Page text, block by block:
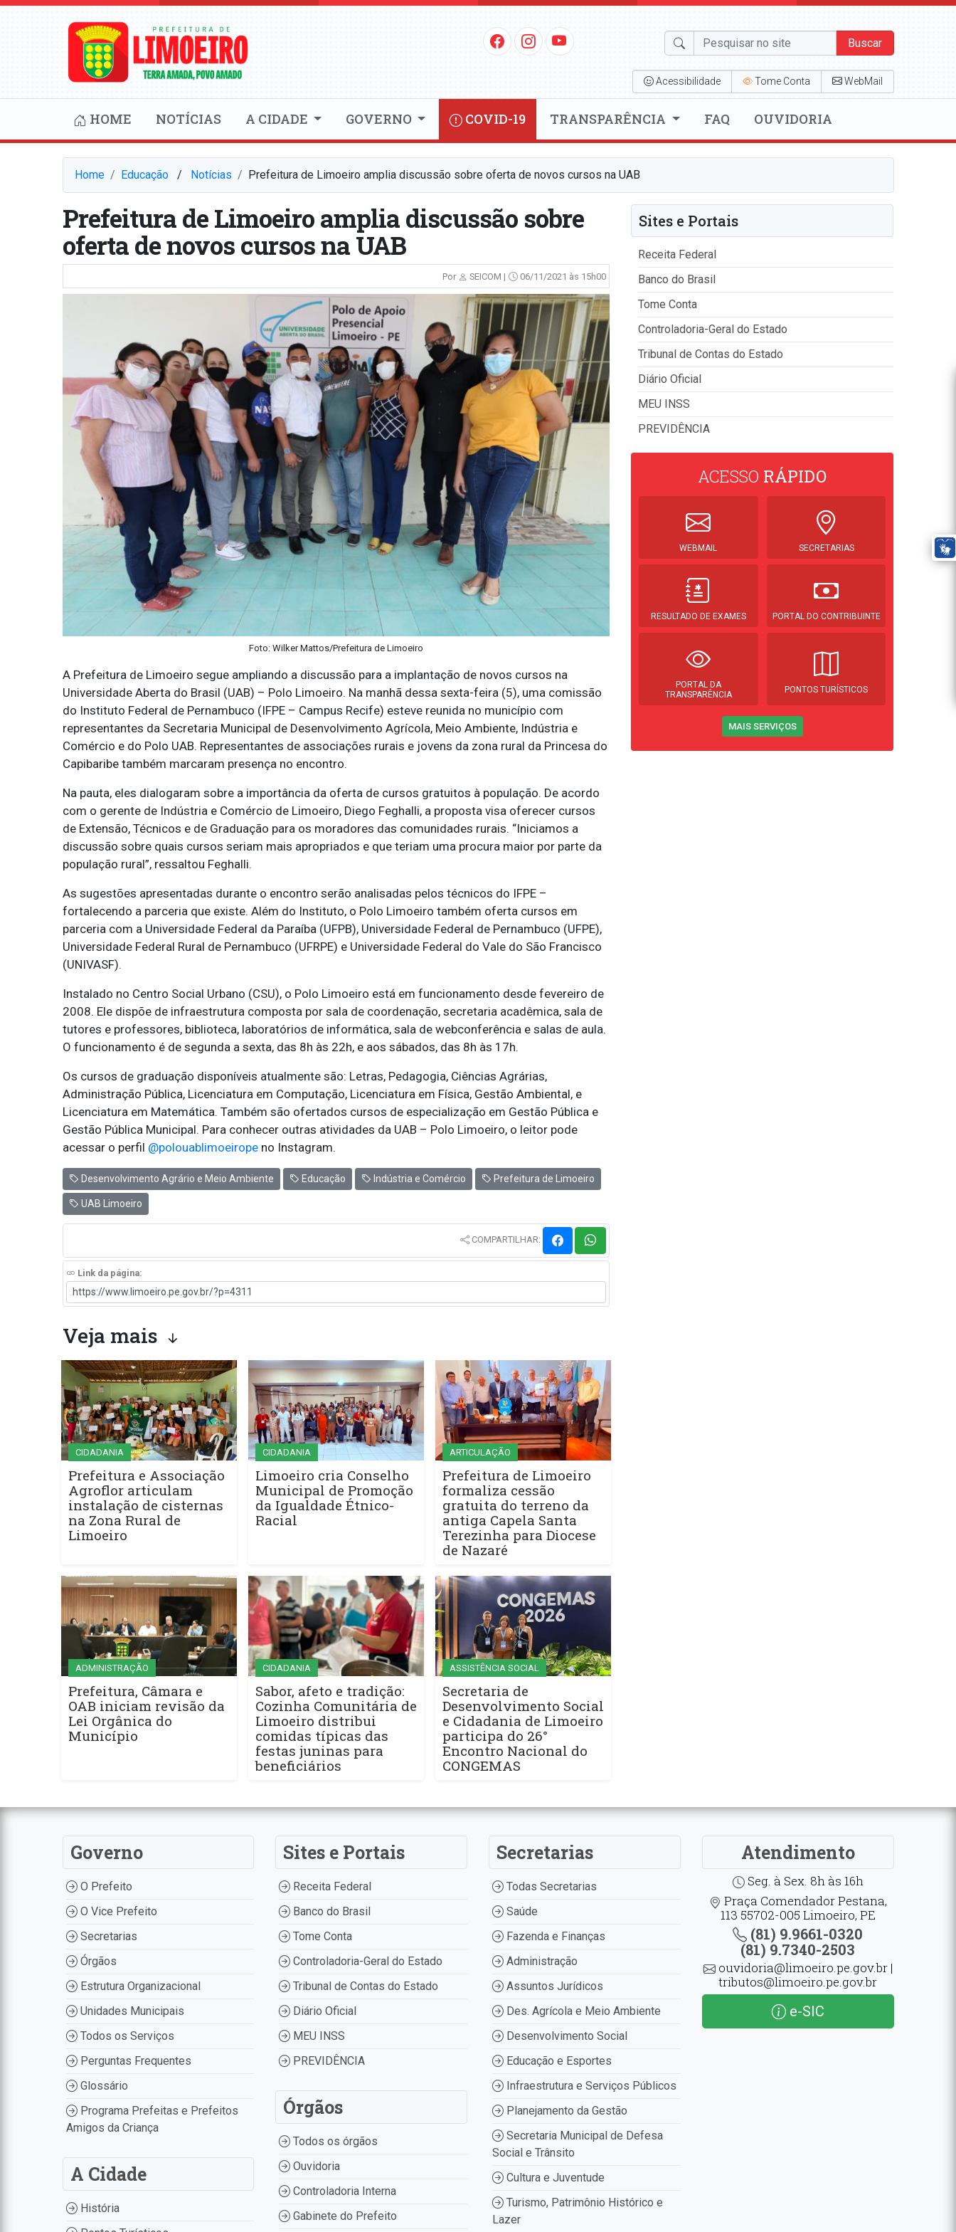
Buscar
Acessibilidade Tome Conta WebMail
HOME NOTÍCIAS A CIDADE GOVERNO COVID-19 TRANSPARÊNCIA FAQ OUVIDORIA
Home Educação⠀/⠀ Notícias Prefeitura de Limoeiro amplia discussão sobre oferta de novos cursos na UAB
Prefeitura de Limoeiro amplia discussão sobre
oferta de novos cursos na UAB
Por SEICOM | 06/11/2021 às 15h00
Foto: Wilker Mattos/Prefeitura de Limoeiro
A Prefeitura de Limoeiro segue ampliando a discussão para a implantação de novos cursos na
Universidade Aberta do Brasil (UAB) – Polo Limoeiro. Na manhã dessa sexta-feira (5), uma comissão
do Instituto Federal de Pernambuco (IFPE – Campus Recife) esteve reunida no município com
representantes da Secretaria Municipal de Desenvolvimento Agrícola, Meio Ambiente, Indústria e
Comércio e do Polo UAB. Representantes de associações rurais e jovens da zona rural da Princesa do
Capibaribe também marcaram presença no encontro.
Na pauta, eles dialogaram sobre a importância da oferta de cursos gratuitos à população. De acordo
com o gerente de Indústria e Comércio de Limoeiro, Diego Feghalli, a proposta visa oferecer cursos
de Extensão, Técnicos e de Graduação para os moradores das comunidades rurais. “Iniciamos a
discussão sobre quais cursos seriam mais apropriados e que teriam uma procura maior por parte da
população rural”, ressaltou Feghalli.
As sugestões apresentadas durante o encontro serão analisadas pelos técnicos do IFPE –
fortalecendo a parceria que existe. Além do Instituto, o Polo Limoeiro também oferta cursos em
parceria com a Universidade Federal da Paraíba (UFPB), Universidade Federal de Pernambuco (UFPE),
Universidade Federal Rural de Pernambuco (UFRPE) e Universidade Federal do Vale do São Francisco
(UNIVASF).
Instalado no Centro Social Urbano (CSU), o Polo Limoeiro está em funcionamento desde fevereiro de
2008. Ele dispõe de infraestrutura composta por sala de coordenação, secretaria acadêmica, sala de
tutores e professores, biblioteca, laboratórios de informática, sala de webconferência e salas de aula.
O funcionamento é de segunda a sexta, das 8h às 22h, e aos sábados, das 8h às 17h.
Os cursos de graduação disponíveis atualmente são: Letras, Pedagogia, Ciências Agrárias,
Administração Pública, Licenciatura em Computação, Licenciatura em Física, Gestão Ambiental, e
Licenciatura em Matemática. Também são ofertados cursos de especialização em Gestão Pública e
Gestão Pública Municipal. Para conhecer outras atividades da UAB – Polo Limoeiro, o leitor pode
acessar o perfil @polouablimoeiropeno Instagram.
Desenvolvimento Agrário e Meio Ambiente Educação Indústria e Comércio Prefeitura de Limoeiro
UAB Limoeiro
COMPARTILHAR:
Link da página:
Veja mais
CIDADANIA
Prefeitura e Associação
Agroflor articulam
instalação de cisternas
na Zona Rural de
Limoeiro
CIDADANIA
Limoeiro cria Conselho
Municipal de Promoção
da Igualdade Étnico-
Racial
ARTICULAÇÃO
Prefeitura de Limoeiro
formaliza cessão
gratuita do terreno da
antiga Capela Santa
Terezinha para Diocese
de Nazaré
ADMINISTRAÇÃO
Prefeitura, Câmara e
OAB iniciam revisão da
Lei Orgânica do
Município
CIDADANIA
Sabor, afeto e tradição:
Cozinha Comunitária de
Limoeiro distribui
comidas típicas das
festas juninas para
beneficiários
ASSISTÊNCIA SOCIAL
Secretaria de
Desenvolvimento Social
e Cidadania de Limoeiro
participa do 26°
Encontro Nacional do
CONGEMAS
Sites e Portais
Receita Federal
Banco do Brasil
Tome Conta
Controladoria-Geral do Estado
Tribunal de Contas do Estado
Diário Oficial
MEU INSS
PREVIDÊNCIA
ACESSO RÁPIDO
WEBMAIL SECRETARIAS
RESULTADO DE EXAMES PORTAL DO CONTRIBUINTE
PORTAL DA
TRANSPARÊNCIA
PONTOS TURÍSTICOS
MAIS SERVIÇOS
Governo
O Prefeito
O Vice Prefeito
Secretarias
Órgãos
Estrutura Organizacional
Unidades Municipais
Todos os Serviços
Perguntas Frequentes
Glossário
Programa Prefeitas e Prefeitos
Amigos da Criança
A Cidade
História
Sites e Portais
Receita Federal
Banco do Brasil
Tome Conta
Controladoria-Geral do Estado
Tribunal de Contas do Estado
Diário Oficial
MEU INSS
PREVIDÊNCIA
Órgãos
Todos os órgãos
Ouvidoria
Controladoria Interna
Gabinete do Prefeito
Secretarias
Todas Secretarias
Saúde
Fazenda e Finanças
Administração
Assuntos Jurídicos
Des. Agrícola e Meio Ambiente
Desenvolvimento Social
Educação e Esportes
Infraestrutura e Serviços Públicos
Planejamento da Gestão
Secretaria Municipal de Defesa
Social e Trânsito
Cultura e Juventude
Turismo, Patrimônio Histórico e
Lazer
Atendimento
Seg. à Sex. 8h às 16h
Praça Comendador Pestana,
113 55702-005 Limoeiro, PE
(81) 9.9661-0320
(81) 9.7340-2503
ouvidoria@limoeiro.pe.gov.br |
tributos@limoeiro.pe.gov.br
e-SIC